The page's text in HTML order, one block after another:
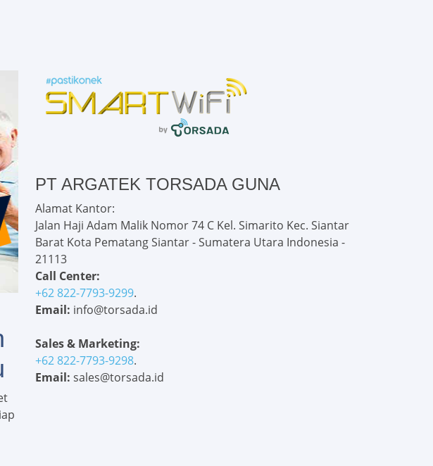
PT ARGATEK TORSADA GUNA
Alamat Kantor:
Jalan Haji Adam Malik Nomor 74 C Kel. Simarito Kec. Siantar
Barat Kota Pematang Siantar - Sumatera Utara Indonesia -
21113
Call Center:
+62 822-7793-9299.
Email: info@torsada.id
Sales & Marketing:
+62 822-7793-9298.
Email: sales@torsada.id